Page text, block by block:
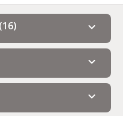
(16) expand_more
expand_more
expand_more